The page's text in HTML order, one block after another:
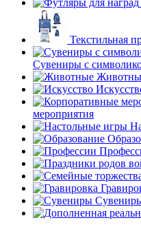
Текстильная
Сувениры с
мероприятия